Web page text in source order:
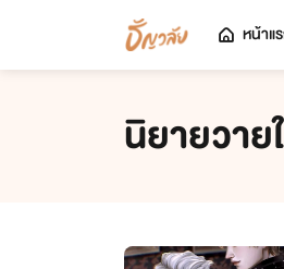
หน้าแ
นิยายวาย